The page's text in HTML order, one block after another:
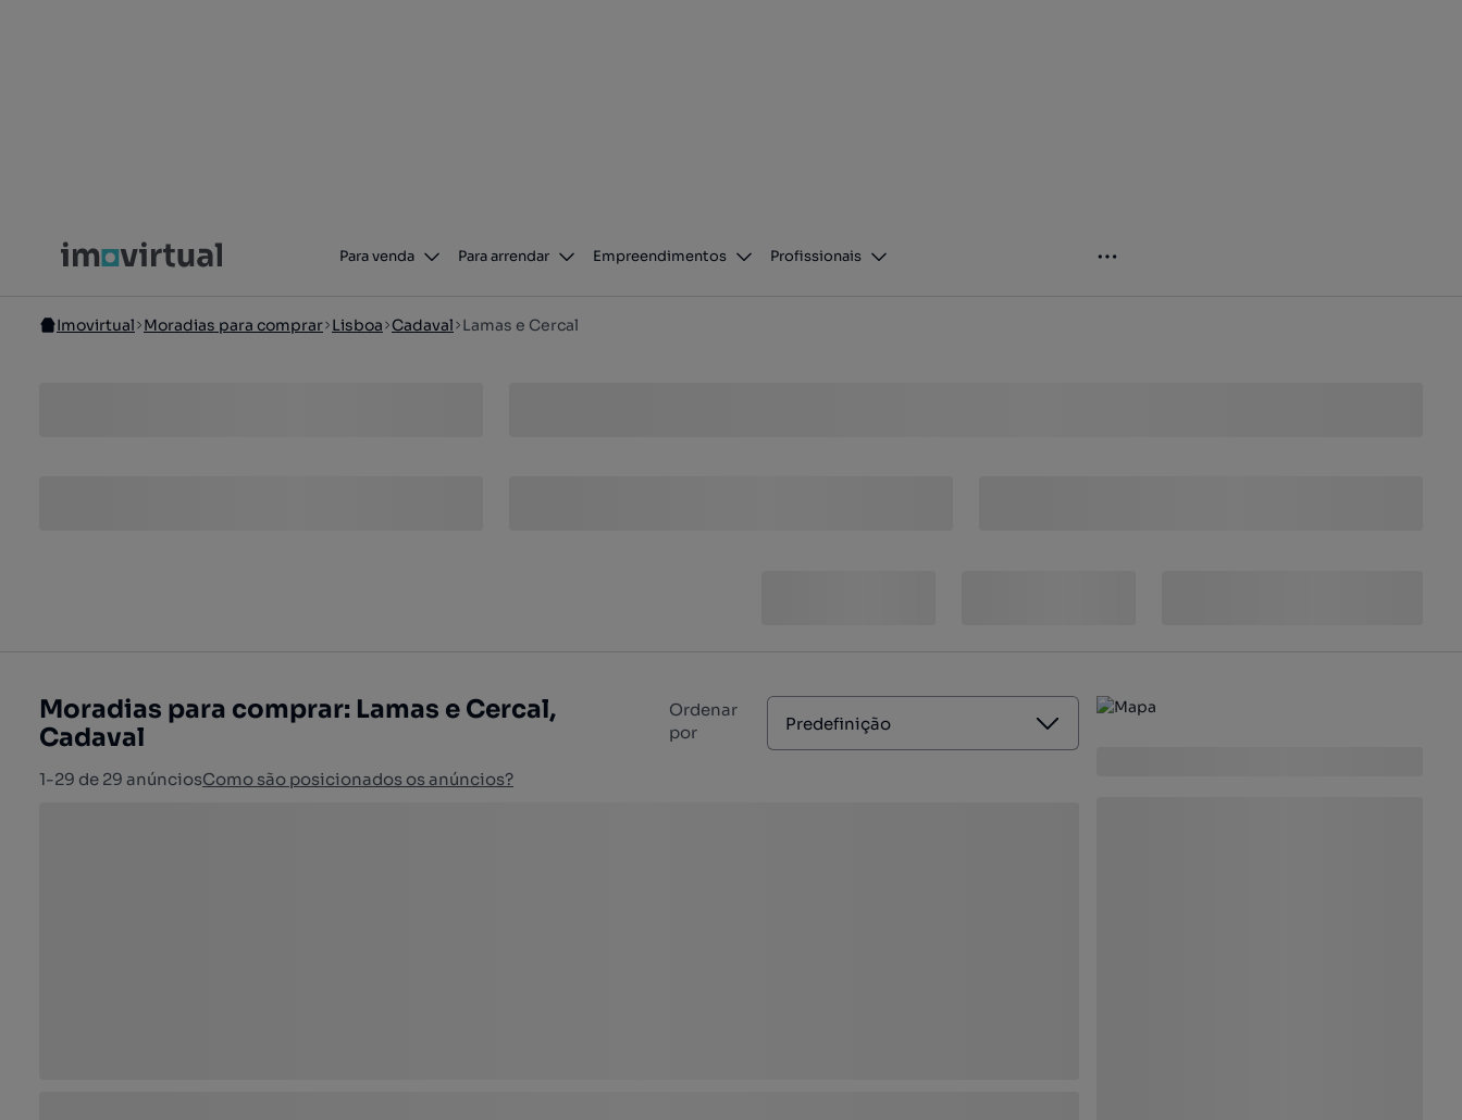
Para venda Para arrendar Empreendimentos Profissionais
Imovirtual Moradias para comprar Lisboa Cadaval Lamas e Cercal
Moradias para comprar: Lamas e Cercal,
Cadaval
1-29 de 29 anúnciosComo são posicionados os anúncios?
Ordenar
por
Predefinição